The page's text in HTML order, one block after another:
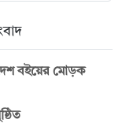
বইয়ের মোড়ক